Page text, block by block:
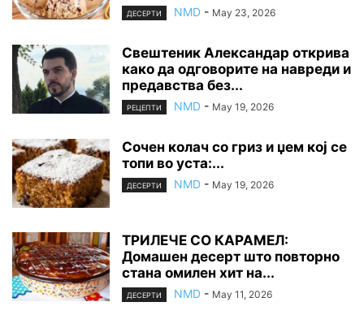
ДЕСЕРТИ NMD - May 23, 2026
Свештеник Александар открива
како да одговорите на навреди и
предавства без...
РЕЦЕПТИ NMD - May 19, 2026
Сочен колач со гриз и џем кој се
топи во уста:...
ДЕСЕРТИ NMD - May 19, 2026
ТРИЛЕЧЕ СО КАРАМЕЛ:
Домашен десерт што повторно
стана омилен хит на...
ДЕСЕРТИ NMD - May 11, 2026